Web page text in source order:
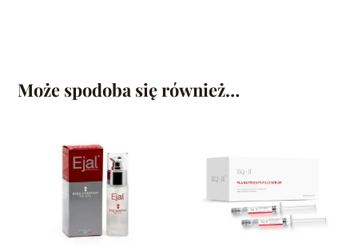
Może spodoba się również…